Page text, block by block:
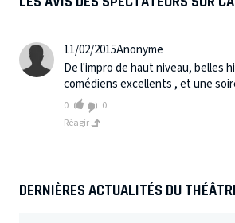
11/02/2015Anonyme
De l'impro de haut niveau, belles
comédiens excellents , et une
0
0
Réagir
DERNIÈRES ACTUALITÉS DU